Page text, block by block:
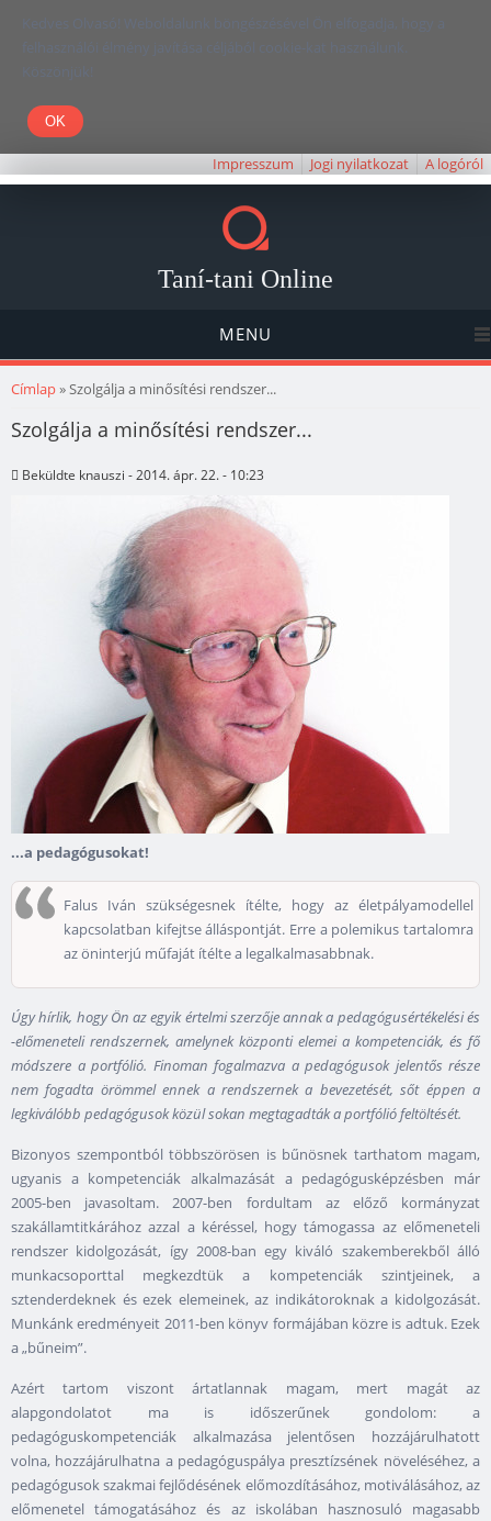
Kedves Olvasó! Weboldalunk böngészésével Ön elfogadja, hogy a
felhasználói élmény javítása céljából cookie-kat használunk.
Köszönjük!
Impresszum Jogi nyilatkozat A logóról
Taní-tani Online
MENU
Jelenlegi hely
Címlap» Szolgálja a minősítési rendszer...
Szolgálja a minősítési rendszer...
Beküldte knauszi - 2014. ápr. 22. - 10:23
...a pedagógusokat!
Falus Iván szükségesnek ítélte, hogy az életpályamodellel
kapcsolatban kifejtse álláspontját. Erre a polemikus tartalomra
az öninterjú műfaját ítélte a legalkalmasabbnak.
Úgy hírlik, hogy Ön az egyik értelmi szerzője annak a pedagógusértékelési és
-előmeneteli rendszernek, amelynek központi elemei a kompetenciák, és fő
módszere a portfólió. Finoman fogalmazva a pedagógusok jelentős része
nem fogadta örömmel ennek a rendszernek a bevezetését, sőt éppen a
legkiválóbb pedagógusok közül sokan megtagadták a portfólió feltöltését.
Bizonyos szempontból többszörösen is bűnösnek tarthatom magam,
ugyanis a kompetenciák alkalmazását a pedagógusképzésben már
2005-ben javasoltam. 2007-ben fordultam az előző kormányzat
szakállamtitkárához azzal a kéréssel, hogy támogassa az előmeneteli
rendszer kidolgozását, így 2008-ban egy kiváló szakemberekből álló
munkacsoporttal megkezdtük a kompetenciák szintjeinek, a
sztenderdeknek és ezek elemeinek, az indikátoroknak a kidolgozását.
Munkánk eredményeit 2011-ben könyv formájában közre is adtuk. Ezek
a „bűneim”.
Azért tartom viszont ártatlannak magam, mert magát az
alapgondolatot ma is időszerűnek gondolom: a
pedagóguskompetenciák alkalmazása jelentősen hozzájárulhatott
volna, hozzájárulhatna a pedagóguspálya presztízsének növeléséhez, a
pedagógusok szakmai fejlődésének előmozdításához, motiválásához, az
előmenetel támogatásához és az iskolában hasznosuló magasabb